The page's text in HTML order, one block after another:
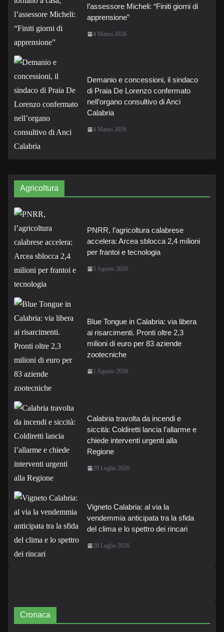
l’assessore Micheli: “Finiti giorni di
apprensione”
4 Marzo 2026
Demanio e concessioni, il sindaco
di Praia De Lorenzo confermato
nell’organo consultivo di Anci
Calabria
4 Marzo 2026
Agricoltura
PNRR, l’agricoltura calabrese
accelera: Arcea sblocca 2,4 milioni
per frantoi e tecnologia
5 Agosto 2026
Blue Tongue in Calabria: via libera
ai risarcimenti. Pronti oltre 2,3
milioni di euro per 83 aziende
zootecniche
1 Agosto 2026
Calabria travolta da incendi e
siccità: Coldiretti lancia l’allarme e
chiede interventi urgenti alla
Regione
29 Luglio 2026
Vigneto Calabria: al via la
vendemmia anticipata tra la sfida
del clima e lo spettro dei rincari
28 Luglio 2026
Cronaca